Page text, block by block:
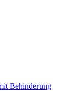
Behinderung